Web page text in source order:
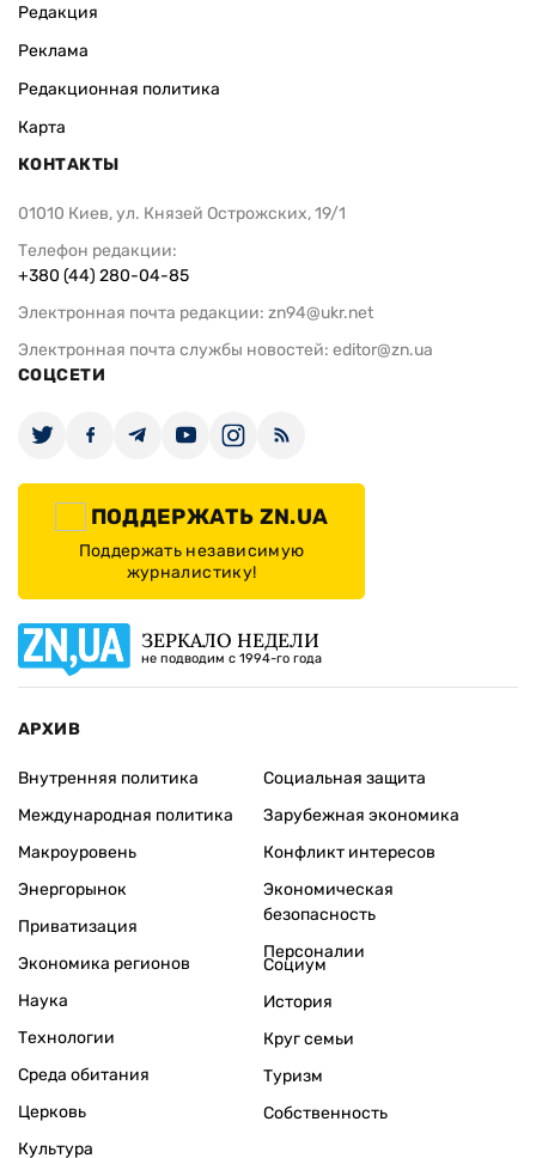
Редакция
Реклама
Редакционная политика
Карта
КОНТАКТЫ
01010 Киев, ул. Князей Острожских, 19/1
Телефон редакции:
+380 (44) 280-04-85
Электронная почта редакции: zn94@ukr.net
Электронная почта службы новостей: editor@zn.ua
СОЦСЕТИ
ПОДДЕРЖАТЬ ZN.UA
Поддержать независимую
журналистику!
ЗЕРКАЛО НЕДЕЛИ
не подводим с 1994-го года
АРХИВ
Внутренняя политика
Международная политика
Макроуровень
Энергорынок
Приватизация
Экономика регионов
Социальная защита
Зарубежная экономика
Конфликт интересов
Экономическая
безопасность
Персоналии
Наука
Технологии
Среда обитания
Церковь
Культура
Социум
История
Круг семьи
Туризм
Собственность